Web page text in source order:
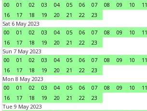
00
01 02 03 04 05 06 07 08 09 10 11
16
17 18 19 20 21 22
23
Sat 6 May 2023
00
01 02 03 04 05 06 07 08 09 10 11
16
17 18 19 20 21 22
23
Sun 7 May 2023
00
01 02 03 04 05 06 07 08 09 10 11
16
17 18 19 20 21 22
23
Mon 8 May 2023
00
01 02 03 04 05 06 07 08 09 10 11
16
17 18 19 20 21 22
23
Tue 9 May 2023